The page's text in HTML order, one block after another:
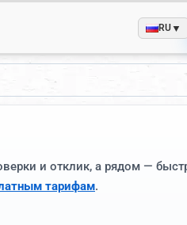
RU▼
и отклик, а рядом —
тарифам.